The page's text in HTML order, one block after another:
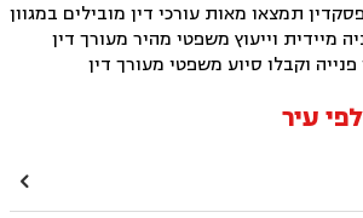
תמצאו מאות עורכי דין מובילים במגוון
מיידית וייעוץ משפטי מהיר מעורך דין
וקבלו סיוע משפטי מעורך דין
עיר
